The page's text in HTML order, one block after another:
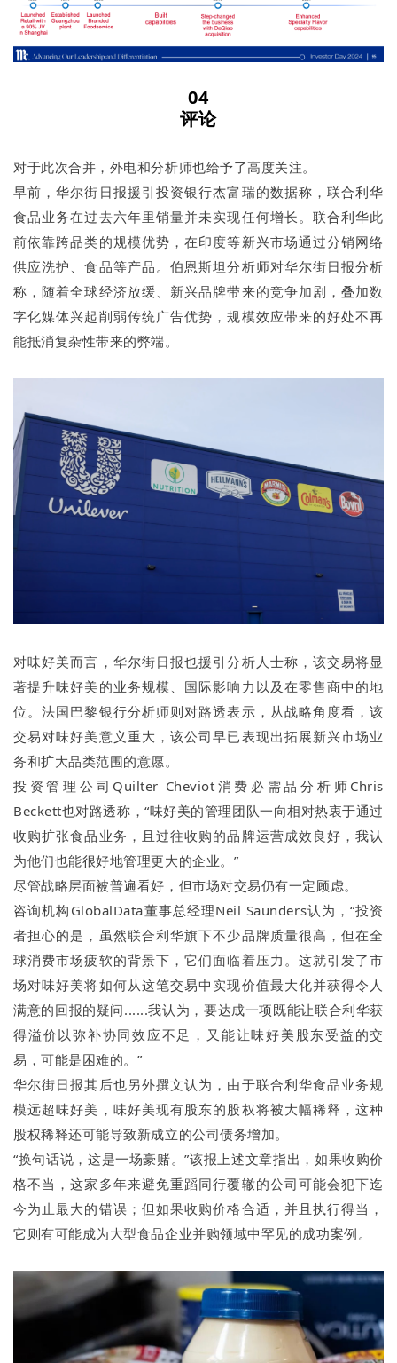
04
评论
对于此次合并，外电和分析师也给予了高度关注。
早前，华尔街日报援引投资银行杰富瑞的数据称，联合利华
⻝品业务在过去六年⾥销量并未实现任何增⻓。联合利华此
前依靠跨品类的规模优势，在印度等新兴市场通过分销网络
供应洗护、食品等产品。伯恩斯坦分析师对华尔街日报分析
称，随着全球经济放缓、新兴品牌带来的竞争加剧，叠加数
字化媒体兴起削弱传统广告优势，规模效应带来的好处不再
能抵消复杂性带来的弊端。
对味好美而言，华尔街日报也援引分析人士称，该交易将显
著提升味好美的业务规模、国际影响力以及在零售商中的地
位。法国巴黎银行分析师则对路透表示，从战略角度看，该
交易对味好美意义重大，该公司早已表现出拓展新兴市场业
务和扩⼤品类范围的意愿。
投资管理公司Quilter Cheviot消费必需品分析师Chris
Beckett也对路透称，“味好美的管理团队一向相对热衷于通过
收购扩张食品业务，且过往收购的品牌运营成效良好，我认
为他们也能很好地管理更⼤的企业。”
尽管战略层面被普遍看好，但市场对交易仍有一定顾虑。
咨询机构GlobalData董事总经理Neil Saunders认为，“投资
者担⼼的是，虽然联合利华旗下不少品牌质量很⾼，但在全
球消费市场疲软的背景下，它们⾯临着压⼒。这就引发了市
场对味好美将如何从这笔交易中实现价值最⼤化并获得令⼈
满意的回报的疑问......我认为，要达成⼀项既能让联合利华获
得溢价以弥补协同效应不⾜，又能让味好美股东受益的交
易，可能是困难的。”
华尔街日报其后也另外撰文认为，由于联合利华食品业务规
模远超味好美，味好美现有股东的股权将被大幅稀释，这种
股权稀释还可能导致新成立的公司债务增加。
“换句话说，这是一场豪赌。”该报上述文章指出，如果收购价
格不当，这家多年来避免重蹈同行覆辙的公司可能会犯下迄
今为止最大的错误；但如果收购价格合适，并且执行得当，
它则有可能成为大型食品企业并购领域中罕见的成功案例。